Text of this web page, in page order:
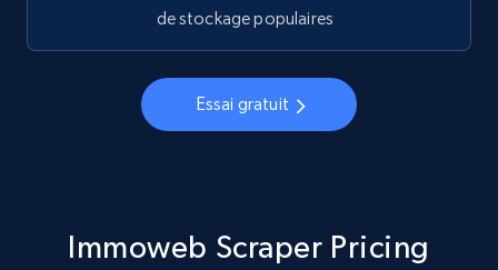
Crunchbase companies information
Name, URL, ID, Cb rank, Region, About,
Industries, Operating status, and more.
1.6K+ Essai gratuit
Crunchbase companies information -
de stockage populaires
Essai gratuit
Immoweb Scraper Pricing